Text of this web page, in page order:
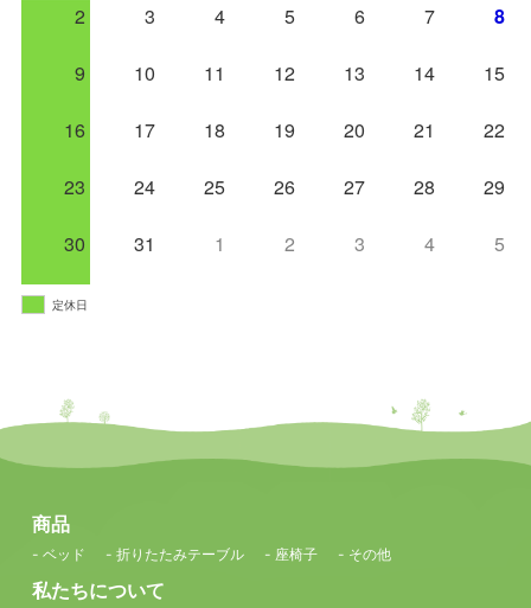
2 3 4 5 6 7 8
9 10 11 12 13 14 15
16 17 18 19 20 21 22
23 24 25 26 27 28 29
30 31 1 2 3 4 5
定休日
商品
- ベッド - 折りたたみテーブル - 座椅子 - その他
私たちについて